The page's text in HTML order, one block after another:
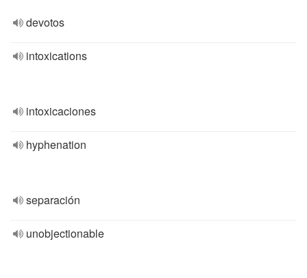
devotos
intoxications
intoxicaciones
hyphenation
separación
unobjectionable